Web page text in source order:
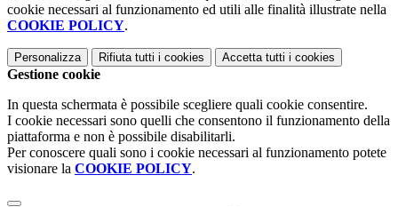
cookie necessari al funzionamento ed utili alle finalità illustrate nella
COOKIE POLICY.
Personalizza Rifiuta tutti i cookies Accetta tutti i cookies
Gestione cookie
In questa schermata è possibile scegliere quali cookie consentire.
I cookie necessari sono quelli che consentono il funzionamento della
piattaforma e non è possibile disabilitarli.
Per conoscere quali sono i cookie necessari al funzionamento potete
visionare la COOKIE POLICY.